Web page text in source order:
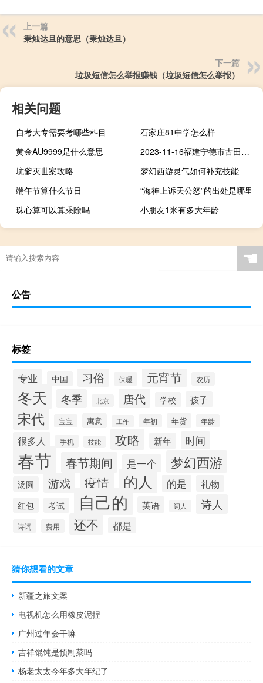
上一篇
秉烛达旦的意思（秉烛达旦）
下一篇
垃圾短信怎么举报赚钱（垃圾短信怎么举报）
相关问题
自考大专需要考哪些科目
石家庄81中学怎么样
黄金AU9999是什么意思
2023-11-16福建宁德市古田县(栗蘑)的报价是多少
坑爹灭世案攻略
梦幻西游灵气如何补充技能
端午节算什么节日
“海神上诉天公怒”的出处是哪里
珠心算可以算乘除吗
小朋友1米有多大年龄
☚
公告
标签
专业 中国 习俗 保暖 元宵节 农历
冬天 冬季 北京 唐代 学校 孩子
宋代 宝宝 寓意 工作 年初 年货 年龄
很多人 手机 技能 攻略 新年 时间
春节 春节期间 是一个 梦幻西游
汤圆 游戏 疫情 的人 的是 礼物
红包 考试 自己的 英语 词人 诗人
诗词 费用 还不 都是
猜你想看的文章
新疆之旅文案
电视机怎么用橡皮泥捏
广州过年会干嘛
吉祥馄饨是预制菜吗
杨老太太今年多大年纪了